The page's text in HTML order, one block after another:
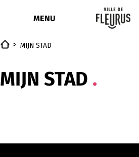
MENU
MIJN STAD
MIJN STAD